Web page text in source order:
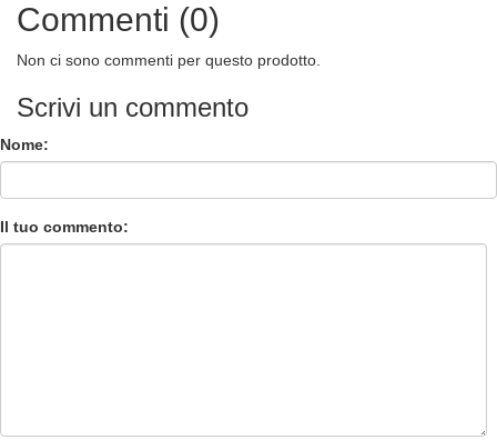
Commenti (0)
Non ci sono commenti per questo prodotto.
Scrivi un commento
Nome:
Il tuo commento: